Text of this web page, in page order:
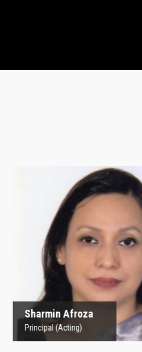
Sharmin Afroza
Principal (Acting)
Sharmin Afroza
Principal (Acting)